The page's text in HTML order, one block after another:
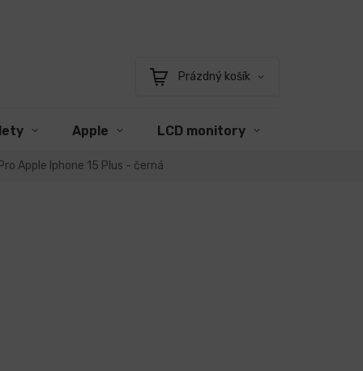
Nákupní
Prázdný košík
Apple LCD monitory
Apple Iphone 15 Plus - černá